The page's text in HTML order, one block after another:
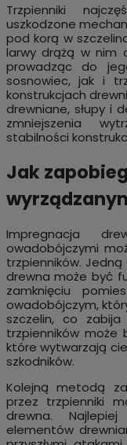
Trzpienniki
uszkodzone
pod korą w
larwy drążą w nim
prowadząc do
sosnowiec, jak i
konstrukcjach
drewniane, słupy i
zmniejszenia
stabilności
Jak
Impregnacja
owadobójczymi
trzpienników.
drewna może być
zamknięciu
owadobójczym,
szczelin, co
trzpienników może
które wytwarzają
szkodników.
Kolejną metodą
przez trzpienniki
drewna.
elementów